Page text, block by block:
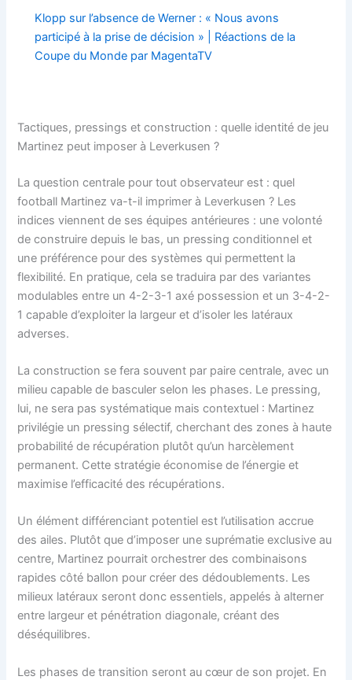
Klopp sur l’absence de Werner : « Nous avons
participé à la prise de décision » | Réactions de la
Coupe du Monde par MagentaTV
Tactiques, pressings et construction : quelle identité de jeu
Martinez peut imposer à Leverkusen ?
La question centrale pour tout observateur est : quel
football Martinez va-t-il imprimer à Leverkusen ? Les
indices viennent de ses équipes antérieures : une volonté
de construire depuis le bas, un pressing conditionnel et
une préférence pour des systèmes qui permettent la
flexibilité. En pratique, cela se traduira par des variantes
modulables entre un 4-2-3-1 axé possession et un 3-4-2-
1 capable d’exploiter la largeur et d’isoler les latéraux
adverses.
La construction se fera souvent par paire centrale, avec un
milieu capable de basculer selon les phases. Le pressing,
lui, ne sera pas systématique mais contextuel : Martinez
privilégie un pressing sélectif, cherchant des zones à haute
probabilité de récupération plutôt qu’un harcèlement
permanent. Cette stratégie économise de l’énergie et
maximise l’efficacité des récupérations.
Un élément différenciant potentiel est l’utilisation accrue
des ailes. Plutôt que d’imposer une suprématie exclusive au
centre, Martinez pourrait orchestrer des combinaisons
rapides côté ballon pour créer des dédoublements. Les
milieux latéraux seront donc essentiels, appelés à alterner
entre largeur et pénétration diagonale, créant des
déséquilibres.
Les phases de transition seront au cœur de son projet. En